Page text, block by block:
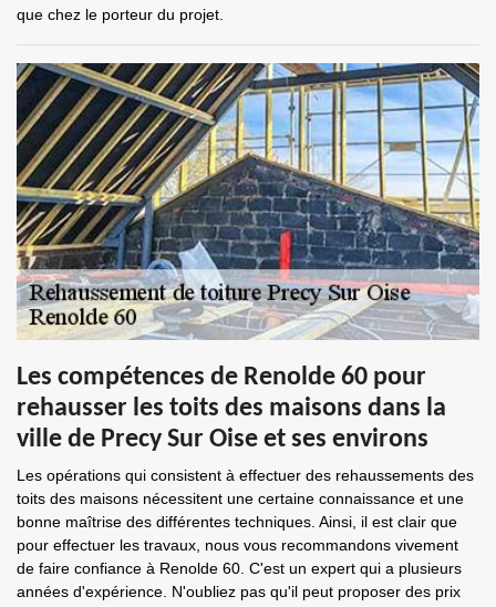
que chez le porteur du projet.
Les compétences de Renolde 60 pour
rehausser les toits des maisons dans la
ville de Precy Sur Oise et ses environs
Les opérations qui consistent à effectuer des rehaussements des
toits des maisons nécessitent une certaine connaissance et une
bonne maîtrise des différentes techniques. Ainsi, il est clair que
pour effectuer les travaux, nous vous recommandons vivement
de faire confiance à Renolde 60. C'est un expert qui a plusieurs
années d'expérience. N'oubliez pas qu'il peut proposer des prix